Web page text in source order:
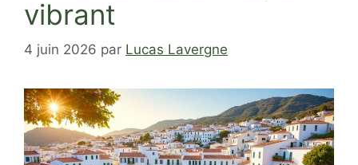
vibrant
4 juin 2026 par Lucas Lavergne